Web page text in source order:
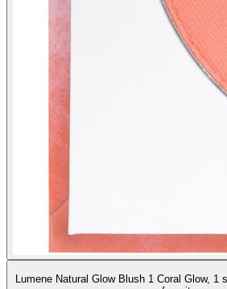
Lumene Natural Glow Blush 1 Coral Glow, 1